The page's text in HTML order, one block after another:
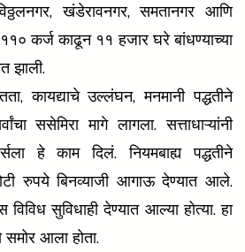
खंडेरावनगर, समतानगर आणि
११० कर्ज काढून ११ हजार घरे बांधण्याच्या
झाली.
कायद्याचे उल्लंघन, मनमानी पद्धतीने
ससेमिरा मागे लागला. सत्ताधाऱ्यांनी
हे काम दिलं. नियमबाह्य पद्धतीने
रुपये बिनव्याजी आगाऊ देण्यात आले.
सुविधाही देण्यात आल्या होत्या. हा
आला होता.